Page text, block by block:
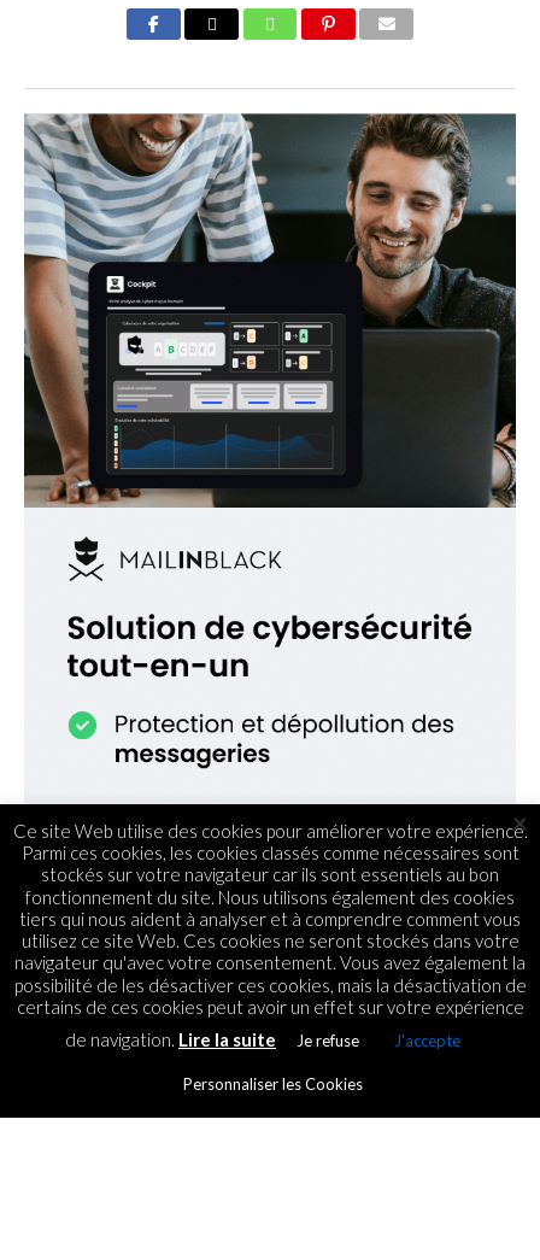
Ce site Web utilise des cookies pour améliorer votre expérience.
Parmi ces cookies, les cookies classés comme nécessaires sont
stockés sur votre navigateur car ils sont essentiels au bon
fonctionnement du site. Nous utilisons également des cookies
tiers qui nous aident à analyser et à comprendre comment vous
utilisez ce site Web. Ces cookies ne seront stockés dans votre
navigateur qu'avec votre consentement. Vous avez également la
possibilité de les désactiver ces cookies, mais la désactivation de
certains de ces cookies peut avoir un effet sur votre expérience
de navigation. Lire la suite Je refuse J'accepte
Personnaliser les Cookies
×